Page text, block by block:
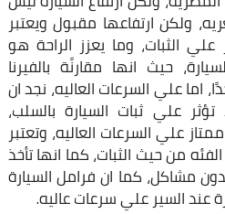
ولكن ارتفاعها مقبول ويعتبر
علي الثبات، وما يعزز الراحة هو
حيث انها مقارنًة بالفيرنا
اما علي السرعات العاليه، نجد ان
علي ثبات السيارة بالسلب،
علي السرعات العاليه، وتعتبر
من حيث الثبات، كما انها تأخذ
مشاكل، كما ان فرامل السيارة
عند السير علي سرعات عاليه.